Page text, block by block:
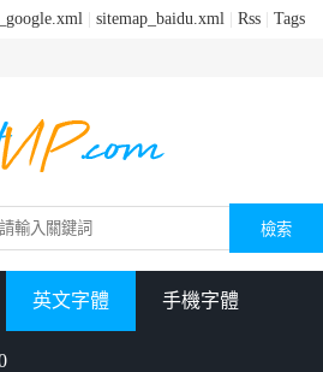
sitemap_baidu.xml Rss Tags
英文字體 手機字體